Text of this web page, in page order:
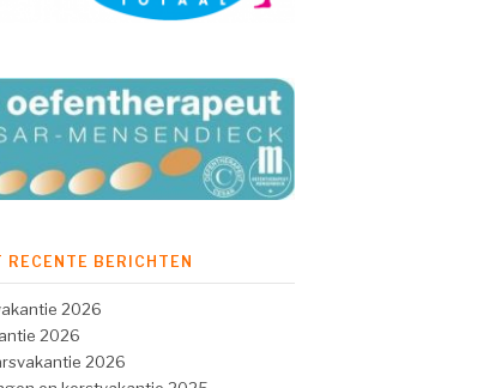
RECENTE BERICHTEN
2026
2026
2026